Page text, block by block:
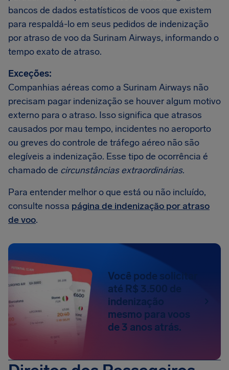
bancos de dados estatísticos de voos que existem
para respaldá-lo em seus pedidos de indenização
por atraso de voo da Surinam Airways, informando o
tempo exato de atraso.
Exceções:
Companhias aéreas como a Surinam Airways não
precisam pagar indenização se houver algum motivo
externo para o atraso. Isso significa que atrasos
causados por mau tempo, incidentes no aeroporto
ou greves do controle de tráfego aéreo não são
elegíveis a indenização. Esse tipo de ocorrência é
chamado de circunstâncias extraordinárias.
Para entender melhor o que está ou não incluído,
consulte nossa página de indenização por atraso
de voo.
Você pode solicitar
até R$ 3.500 de
indenização
mesmo para voos
de 3 anos atrás.